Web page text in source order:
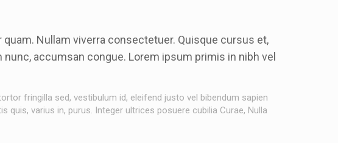
Nullam viverra consectetuer. Quisque cursus et,
accumsan congue. Lorem ipsum primis in nibh vel
fringilla sed, vestibulum id, eleifend justo vel bibendum sapien
varius in, purus. Integer ultrices posuere cubilia Curae, Nulla